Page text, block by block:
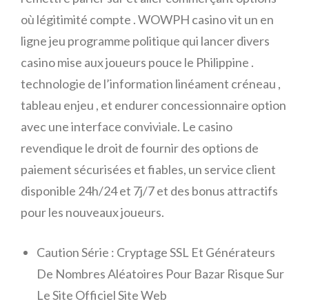
où légitimité compte . WOWPH casino vit un en
ligne jeu programme politique qui lancer divers
casino mise aux joueurs pouce le Philippine .
technologie de l’information linéament créneau ,
tableau enjeu , et endurer concessionnaire option
avec une interface conviviale. Le casino
revendique le droit de fournir des options de
paiement sécurisées et fiables, un service client
disponible 24h/24 et 7j/7 et des bonus attractifs
pour les nouveaux joueurs.
Caution Série : Cryptage SSL Et Générateurs
De Nombres Aléatoires Pour Bazar Risque Sur
Le Site Officiel Site Web